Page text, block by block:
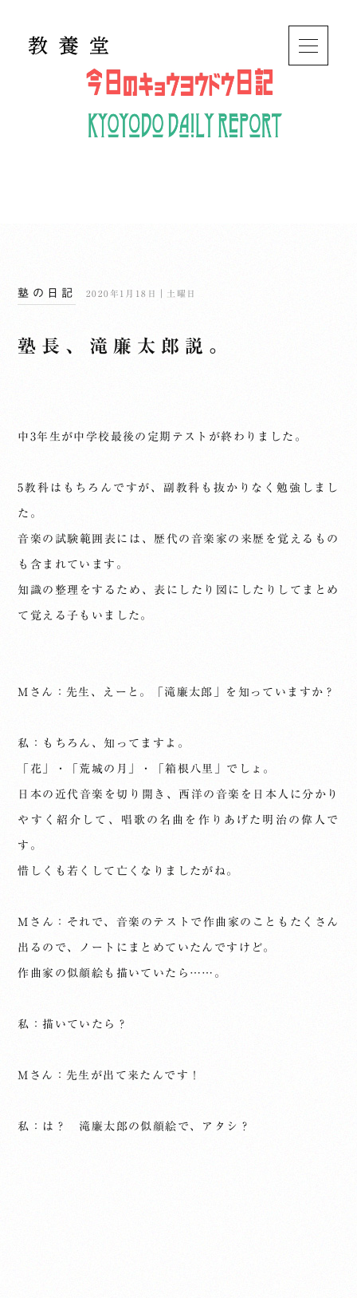
塾の日記 2020年1月18日｜土曜日
塾長、滝廉太郎説。
中3年生が中学校最後の定期テストが終わりました。
5教科はもちろんですが、副教科も抜かりなく勉強しまし
た。
音楽の試験範囲表には、歴代の音楽家の来歴を覚えるもの
も含まれています。
知識の整理をするため、表にしたり図にしたりしてまとめ
て覚える子もいました。
Mさん：先生、えーと。「滝廉太郎」を知っていますか？
私：もちろん、知ってますよ。
「花」・「荒城の月」・「箱根八里」でしょ。
日本の近代音楽を切り開き、西洋の音楽を日本人に分かり
やすく紹介して、唱歌の名曲を作りあげた明治の偉人で
す。
惜しくも若くして亡くなりましたがね。
Mさん：それで、音楽のテストで作曲家のこともたくさん
出るので、ノートにまとめていたんですけど。
作曲家の似顔絵も描いていたら……。
私：描いていたら？
Mさん：先生が出て来たんです！
私：は？ 滝廉太郎の似顔絵で、アタシ？